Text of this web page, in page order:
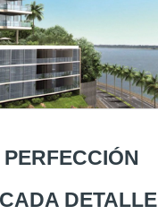
PERFECCIÓN
DETALLE